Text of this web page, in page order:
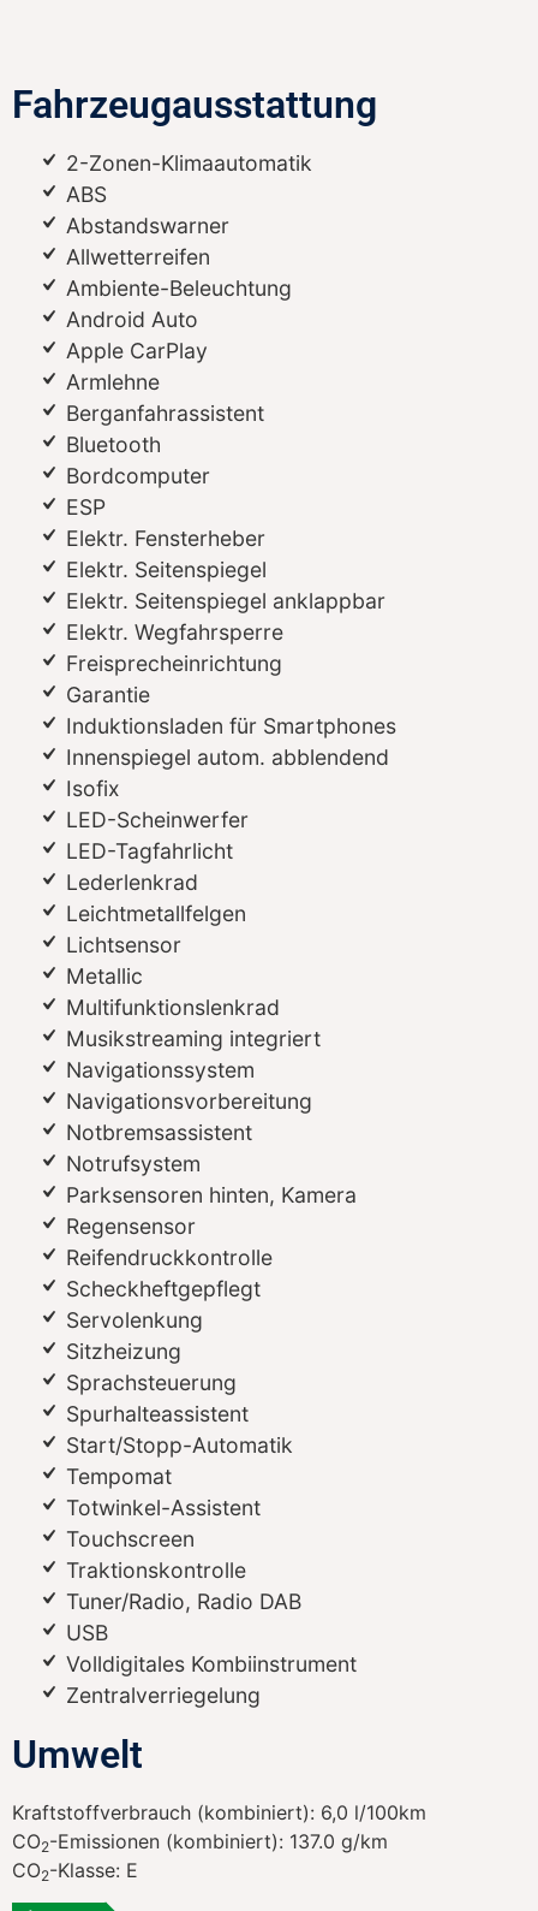
Fahrzeugausstattung
2-Zonen-Klimaautomatik
ABS
Abstandswarner
Allwetterreifen
Ambiente-Beleuchtung
Android Auto
Apple CarPlay
Armlehne
Berganfahrassistent
Bluetooth
Bordcomputer
ESP
Elektr. Fensterheber
Elektr. Seitenspiegel
Elektr. Seitenspiegel anklappbar
Elektr. Wegfahrsperre
Freisprecheinrichtung
Garantie
Induktionsladen für Smartphones
Innenspiegel autom. abblendend
Isofix
LED-Scheinwerfer
LED-Tagfahrlicht
Lederlenkrad
Leichtmetallfelgen
Lichtsensor
Metallic
Multifunktionslenkrad
Musikstreaming integriert
Navigationssystem
Navigationsvorbereitung
Notbremsassistent
Notrufsystem
Parksensoren hinten, Kamera
Regensensor
Reifendruckkontrolle
Scheckheftgepflegt
Servolenkung
Sitzheizung
Sprachsteuerung
Spurhalteassistent
Start/Stopp-Automatik
Tempomat
Totwinkel-Assistent
Touchscreen
Traktionskontrolle
Tuner/Radio, Radio DAB
USB
Volldigitales Kombiinstrument
Zentralverriegelung
Umwelt
Kraftstoffverbrauch (kombiniert): 6,0 l/100km
CO2-Emissionen (kombiniert): 137.0 g/km
CO2-Klasse: E